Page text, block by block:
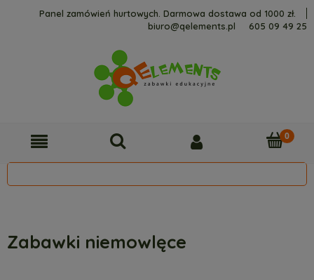
Panel zamówień hurtowych. Darmowa dostawa od 1000 zł.
biuro@qelements.pl
605 09 49 25
Zabawki niemowlęce